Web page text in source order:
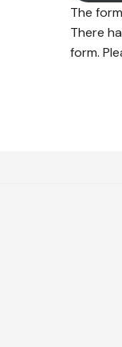
The
There
form.